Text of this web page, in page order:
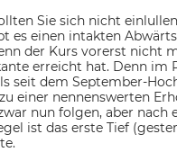
Sie sich nicht
es einen intakten
der Kurs vorerst nicht
erreicht hat. Denn im
seit dem September-
einer nennenswerten
nun folgen, aber nach
ist das erste Tief